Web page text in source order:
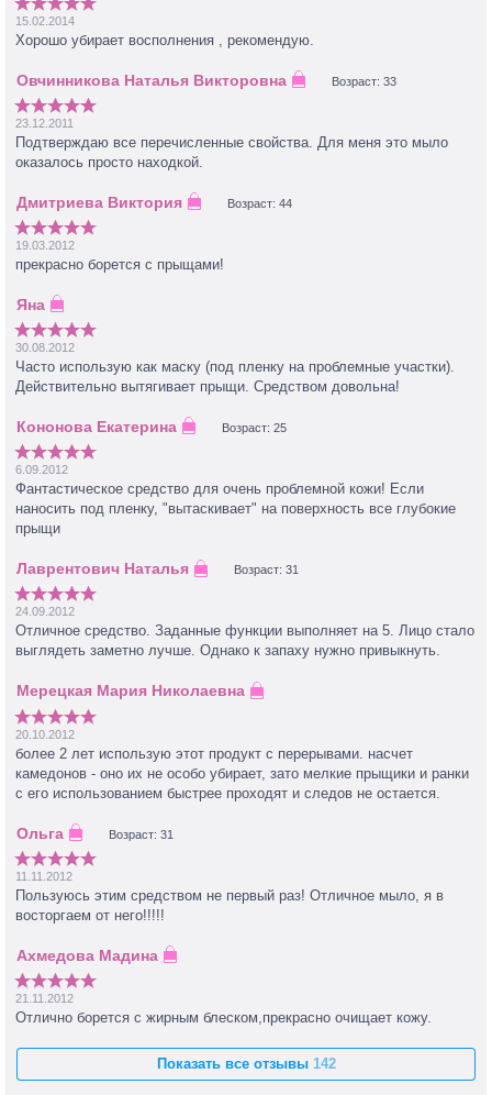
очень быстро проходит. Даже в салоне перед чисткой косметолог
так делал. Закажу ли еще раз-однозначно да.
15.02.2014
Хорошо убирает восполнения , рекомендую.
Возраст: 33
23.12.2011
Подтверждаю все перечисленные свойства. Для меня это мыло
оказалось просто находкой.
Возраст: 44
19.03.2012
прекрасно борется с прыщами!
30.08.2012
Часто использую как маску (под пленку на проблемные участки).
Действительно вытягивает прыщи. Средством довольна!
Возраст: 25
6.09.2012
Фантастическое средство для очень проблемной кожи! Если
наносить под пленку, "вытаскивает" на поверхность все глубокие
прыщи
Возраст: 31
24.09.2012
Отличное средство. Заданные функции выполняет на 5. Лицо стало
выглядеть заметно лучше. Однако к запаху нужно привыкнуть.
20.10.2012
более 2 лет использую этот продукт с перерывами. насчет
камедонов - оно их не особо убирает, зато мелкие прыщики и ранки
с его использованием быстрее проходят и следов не остается.
Возраст: 31
11.11.2012
Пользуюсь этим средством не первый раз! Отличное мыло, я в
восторгаем от него!!!!!
21.11.2012
Отлично борется с жирным блеском,прекрасно очищает кожу.
Показать все отзывы 142